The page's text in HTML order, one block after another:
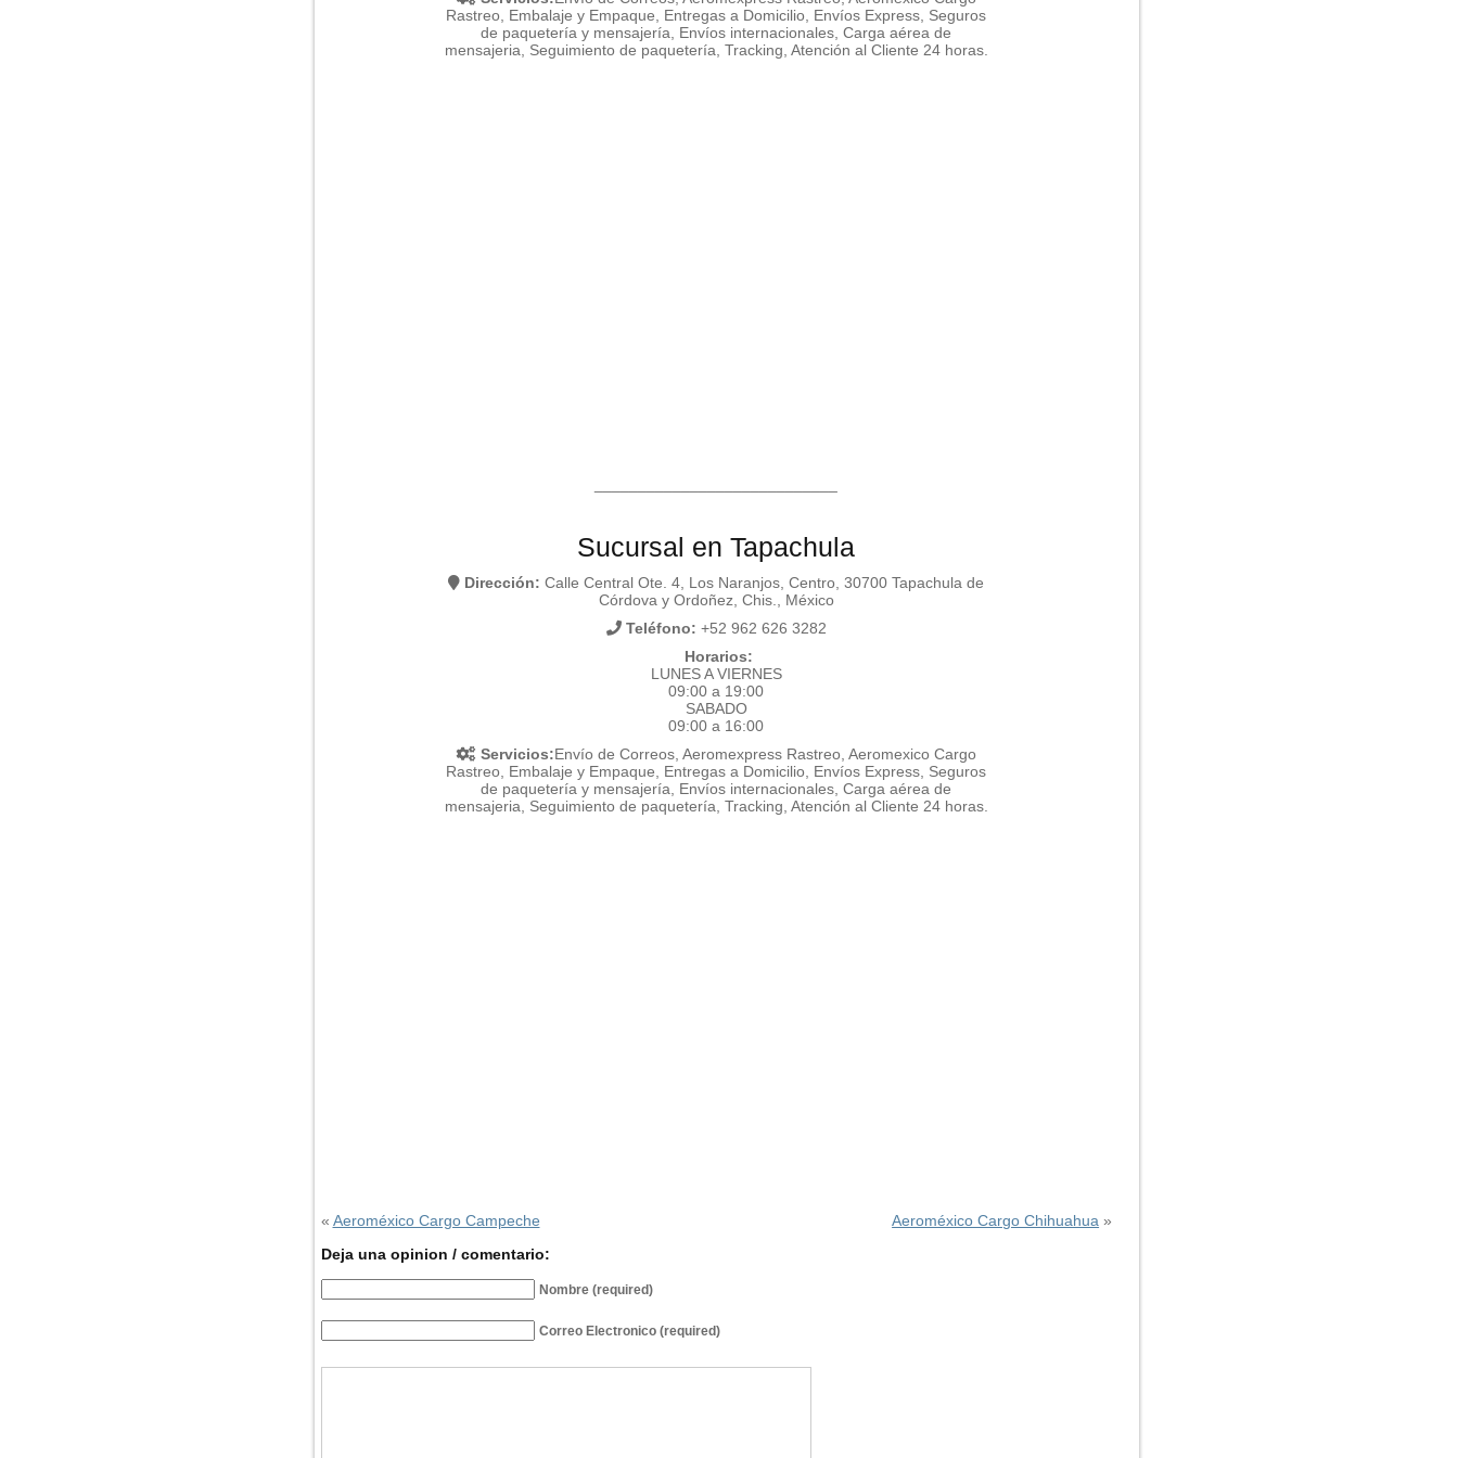
Rastreo, Embalaje y Empaque, Entregas a Domicilio, Envíos Express, Seguros
de paquetería y mensajería, Envíos internacionales, Carga aérea de
mensajeria, Seguimiento de paquetería, Tracking, Atención al Cliente 24 horas.
Sucursal en Tapachula
Dirección: Calle Central Ote. 4, Los Naranjos, Centro, 30700 Tapachula de
Córdova y Ordoñez, Chis., México
Teléfono: +52 962 626 3282
Horarios:
LUNES A VIERNES
09:00 a 19:00
SABADO
09:00 a 16:00
Servicios:Envío de Correos, Aeromexpress Rastreo, Aeromexico Cargo
Rastreo, Embalaje y Empaque, Entregas a Domicilio, Envíos Express, Seguros
de paquetería y mensajería, Envíos internacionales, Carga aérea de
mensajeria, Seguimiento de paquetería, Tracking, Atención al Cliente 24 horas.
« Aeroméxico Cargo Campeche Aeroméxico Cargo Chihuahua »
Deja una opinion / comentario:
Nombre (required)
Correo Electronico (required)